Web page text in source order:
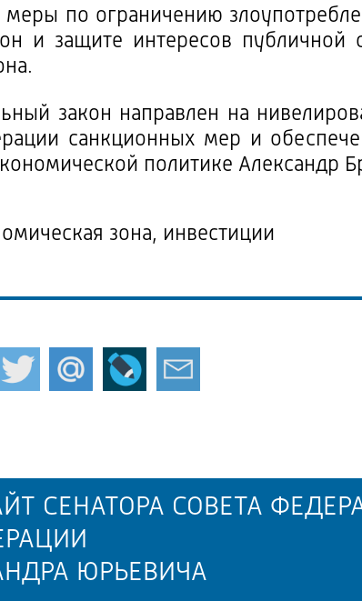
меры по ограничению
и защите интересов
закон направлен на
санкционных мер и
политике Александр
зона, инвестиции
СЕНАТОРА СОВЕТА
ЮРЬЕВИЧА